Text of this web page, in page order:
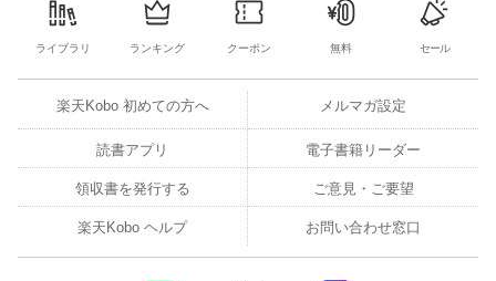
ライブラリ ランキング クーポン 無料 セール
楽天Kobo 初めての方へ メルマガ設定
読書アプリ 電子書籍リーダー
領収書を発行する ご意見・ご要望
楽天Kobo ヘルプ お問い合わせ窓口